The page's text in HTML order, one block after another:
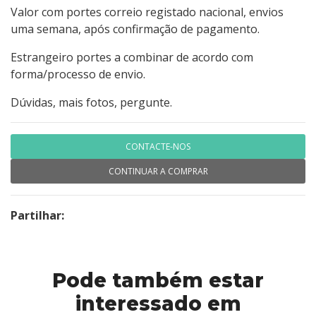
Valor com portes correio registado nacional, envios
uma semana, após confirmação de pagamento.
Estrangeiro portes a combinar de acordo com
forma/processo de envio.
Dúvidas, mais fotos, pergunte.
CONTACTE-NOS
CONTINUAR A COMPRAR
Partilhar:
Pode também estar
interessado em